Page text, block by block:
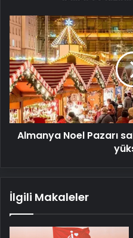
Almanya
Noel
Pazarı
saldırısında
can
kaybı
6'ya
yükseldi
Almanya Noel Pazarı
İlgili Makaleler